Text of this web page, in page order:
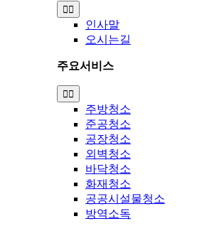
Toggle
Navigation
인사말
오시는길
주요서비스
Toggle
Navigation
주방청소
준공청소
공장청소
외벽청소
바닥청소
화재청소
공공시설물청소
방역소독